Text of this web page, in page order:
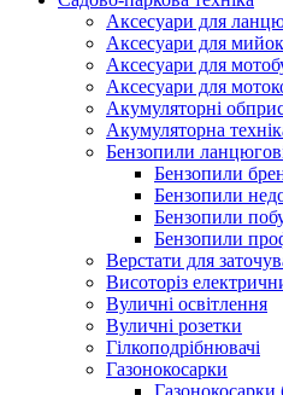
Аксесуари для
Аксесуари для
Аксесуари для
Аксесуари для
Акумуляторні
Акумуляторна
Бензопили
Бензопили
Бензопили
Бензопили
Бензопили
Верстати для
Висоторіз
Вуличні освітлення
Вуличні розетки
Гілкоподрібнювачі
Газонокосарки
Газонокосарки